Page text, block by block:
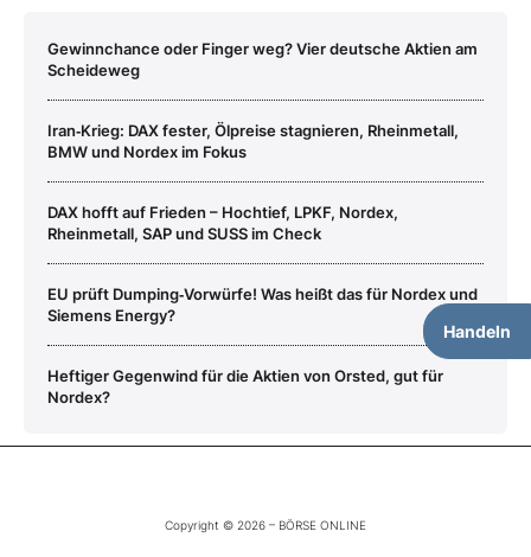
Handeln
Gewinnchance oder Finger weg? Vier deutsche Aktien am
Scheideweg
Iran‑Krieg: DAX fester, Ölpreise stagnieren, Rheinmetall,
BMW und Nordex im Fokus
DAX hofft auf Frieden – Hochtief, LPKF, Nordex,
Rheinmetall, SAP und SUSS im Check
EU prüft Dumping‑Vorwürfe! Was heißt das für Nordex und
Siemens Energy?
Heftiger Gegenwind für die Aktien von Orsted, gut für
Nordex?
Copyright © 2026 – BÖRSE ONLINE